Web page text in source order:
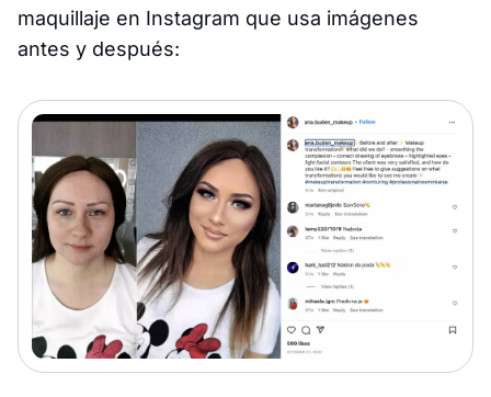
maquillaje en Instagram que usa imágenes
antes y después: